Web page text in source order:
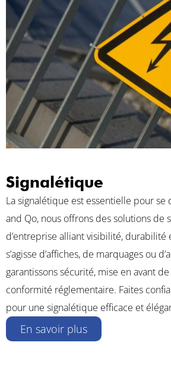
Signalétique
La signalétique est essentielle pour se
and Qo, nous offrons des solutions de
d’entreprise alliant visibilité, durabilité
s’agisse d’affiches, de marquages ou
garantissons sécurité, mise en avant
conformité réglementaire. Faites
pour une signalétique efficace et
En savoir plus